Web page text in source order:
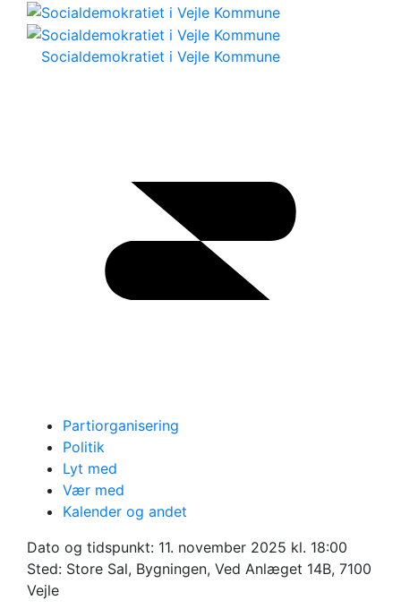
Socialdemokratiet i Vejle Kommune
Partiorganisering
Politik
Lyt med
Vær med
Kalender og andet
Kommunalvalget 2025
Valgdebat om
velfærd
Vores borgmesterkandidat Martin Sikær
deltager som debatdeltager i vælgermødet.
Mødet er arrangeret af FH Trekanten og AOF
Dato og tidspunkt: 11. november 2025 kl. 18:00
Sted: Store Sal, Bygningen, Ved Anlæget 14B, 7100
Vejle